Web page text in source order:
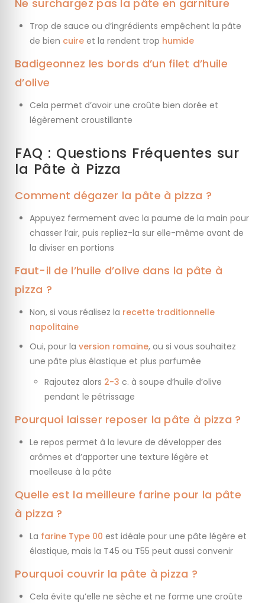
Ne surchargez pas la pâte en garniture
Trop de sauce ou d’ingrédients empêchent la pâte
de bien cuire et la rendent trop humide
Badigeonnez les bords d’un filet d’huile
d’olive
Cela permet d’avoir une croûte bien dorée et
légèrement croustillante
FAQ : Questions Fréquentes sur
la Pâte à Pizza
Comment dégazer la pâte à pizza ?
Appuyez fermement avec la paume de la main pour
chasser l’air, puis repliez-la sur elle-même avant de
la diviser en portions
Faut-il de l’huile d’olive dans la pâte à
pizza ?
Non, si vous réalisez la recette traditionnelle
napolitaine
Oui, pour la version romaine, ou si vous souhaitez
une pâte plus élastique et plus parfumée
Rajoutez alors 2-3 c. à soupe d’huile d’olive
pendant le pétrissage
Pourquoi laisser reposer la pâte à pizza ?
Le repos permet à la levure de développer des
arômes et d’apporter une texture légère et
moelleuse à la pâte
Quelle est la meilleure farine pour la pâte
à pizza ?
La farine Type 00 est idéale pour une pâte légère et
élastique, mais la T45 ou T55 peut aussi convenir
Pourquoi couvrir la pâte à pizza ?
Cela évite qu’elle ne sèche et ne forme une croûte